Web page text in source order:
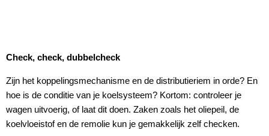
Check, check, dubbelcheck
Zijn het koppelingsmechanisme en de distributieriem in orde? En
hoe is de conditie van je koelsysteem? Kortom: controleer je
wagen uitvoerig, of laat dit doen. Zaken zoals het oliepeil, de
koelvloeistof en de remolie kun je gemakkelijk zelf checken.